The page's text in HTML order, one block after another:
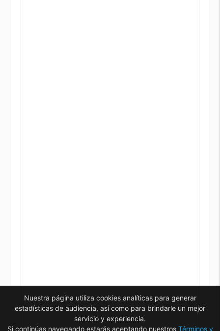
Nuestra página utiliza cookies analíticas para generar
estadísticas de audiencia, así como para brindarle un mejor
servicio y experiencia.
Si continúas navegando estarás aceptando nuestros Términos y